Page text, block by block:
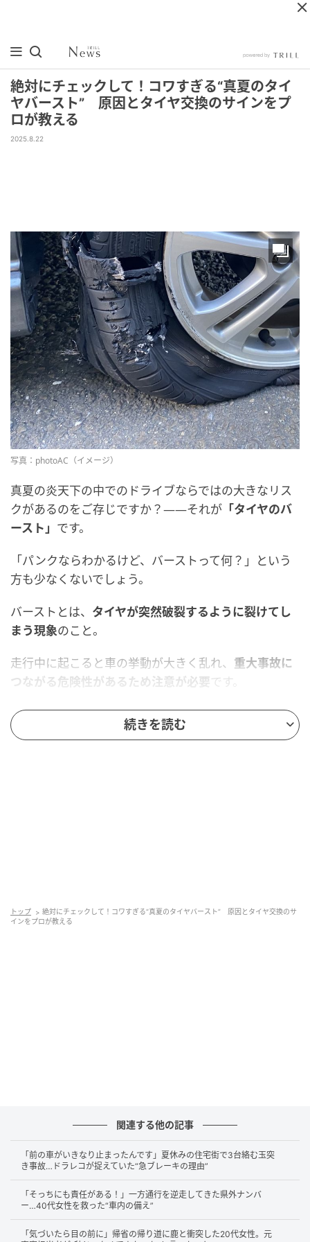
絶対にチェックして！コワすぎる“真夏のタイ
ヤバースト” 原因とタイヤ交換のサインをプ
ロが教える
2025.8.22
写真：photoAC（イメージ）
真夏の炎天下の中でのドライブならではの大きなリス
クがあるのをご存じですか？――それが 「タイヤのバ
ースト」 です。
「パンクならわかるけど、バーストって何？」という
方も少なくないでしょう。
バーストとは、 タイヤが突然破裂するように裂けてし
まう現象のこと。
走行中に起こると車の挙動が大きく乱れ、 重大事故に
つながる危険性があるため注意が必要です。
これまで自動車ディーラーでの整備士など、多くの自
動車関連の仕事に従事し複数の資格を保有している車
が、特に夏は注意が必要です。
原因は、真夏の高温にさらされたアスファルト。路面
温度が極端に上がることで、ゴム素材でできたタイヤ
が熱や紫外線にさらされ劣化しやすくなります。
「製造年数が古いタイヤや、すでにひび割れや劣化が
続きを読む
トップ
絶対にチェックして！コワすぎる“真夏のタイヤバースト” 原因とタイヤ交換のサ
インをプロが教える
関連する他の記事
「前の車がいきなり止まったんです」夏休みの住宅街で3台絡む玉突
き事故…ドラレコが捉えていた“急ブレーキの理由”
「そっちにも責任がある！」一方通行を逆走してきた県外ナンバ
ー…40代女性を救った“車内の備え”
「気づいたら目の前に」帰省の帰り道に鹿と衝突した20代女性。元